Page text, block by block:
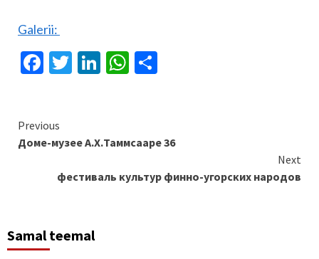
Galerii:
Facebook
Twitter
LinkedIn
WhatsApp
Continue
Reading
Previous
Доме-музее А.Х.Таммсааре 36
Next
фестиваль культур финно-угорских народов
Samal teemal